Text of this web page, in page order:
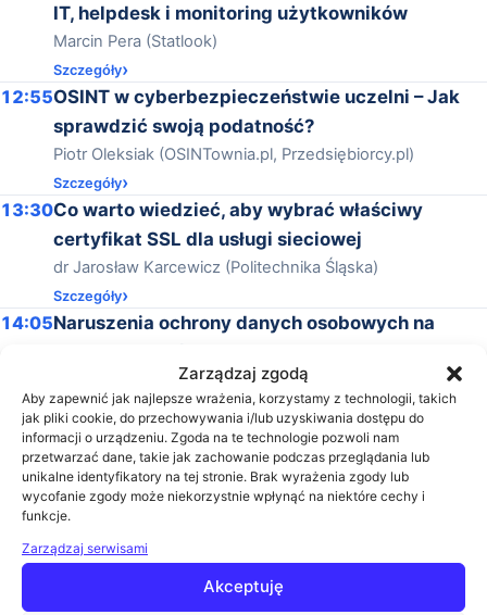
Zarządzaj zgodą
Aby zapewnić jak najlepsze wrażenia, korzystamy z technologii, takich
jak pliki cookie, do przechowywania i/lub uzyskiwania dostępu do
informacji o urządzeniu. Zgoda na te technologie pozwoli nam
przetwarzać dane, takie jak zachowanie podczas przeglądania lub
unikalne identyfikatory na tej stronie. Brak wyrażenia zgody lub
wycofanie zgody może niekorzystnie wpłynąć na niektóre cechy i
funkcje.
Zarządzaj serwisami
Akceptuję
IT, helpdesk i monitoring użytkowników
Marcin Pera (Statlook)
Szczegóły
12:55OSINT w cyberbezpieczeństwie uczelni – Jak
sprawdzić swoją podatność?
Piotr Oleksiak (OSINTownia.pl, Przedsiębiorcy.pl)
Szczegóły
13:30Co warto wiedzieć, aby wybrać właściwy
certyfikat SSL dla usługi sieciowej
dr Jarosław Karcewicz (Politechnika Śląska)
Szczegóły
14:05Naruszenia ochrony danych osobowych na
Martyna Popiołek-Dębska (MPD law firm)
Szczegóły
14:40Zakończenie konferencji
Prelegenci